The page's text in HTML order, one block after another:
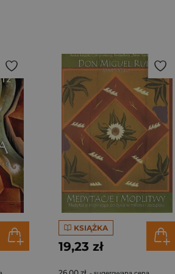
KSIĄŻKA
19,23 zł